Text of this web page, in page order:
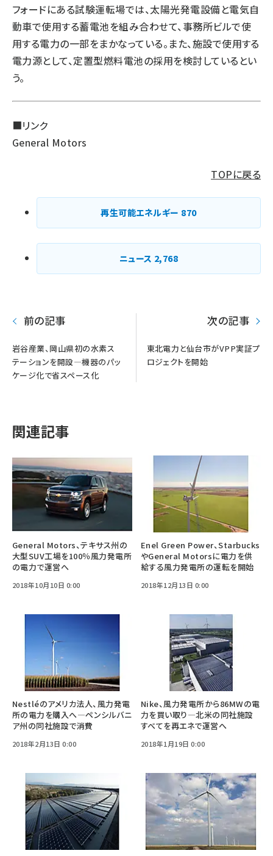
フォードにある試験運転場では、太陽光発電設備と電気自
動車で使用する蓄電池を組み合わせて、事務所ビルで使
用する電力の一部をまかなっている。また、施設で使用する
電力源として、定置型燃料電池の採用を検討しているとい
う。
■リンク
General Motors
TOPに戻る
再生可能エネルギー 870
ニュース 2,768
前の記事
岩谷産業、岡山県初の水素ス
テーションを開設―機器のパッ
ケージ化で省スペース化
次の記事
東北電力と仙台市がVPP実証プ
ロジェクトを開始
関連記事
General Motors、テキサス州の
大型SUV工場を100％風力発電所
の電力で運営へ
2018年10月10日 0:00
Enel Green Power、Starbucks
やGeneral Motorsに電力を供
給する風力発電所の運転を開始
2018年12月13日 0:00
Nestléのアメリカ法人、風力発電
所の電力を購入へ―ペンシルバニ
ア州の同社施設で消費
2018年2月13日 0:00
Nike、風力発電所から86MWの電
力を買い取り―北米の同社施設
すべてを再エネで運営へ
2018年1月19日 0:00